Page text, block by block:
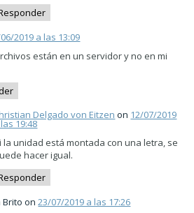
2019 a las 13:09
están en un servidor y no en mi
Delgado von Eitzen on 12/07/2019
19:48
la unidad está montada con una letra, se
hacer igual.
Brito on23/07/2019 a las 17:26